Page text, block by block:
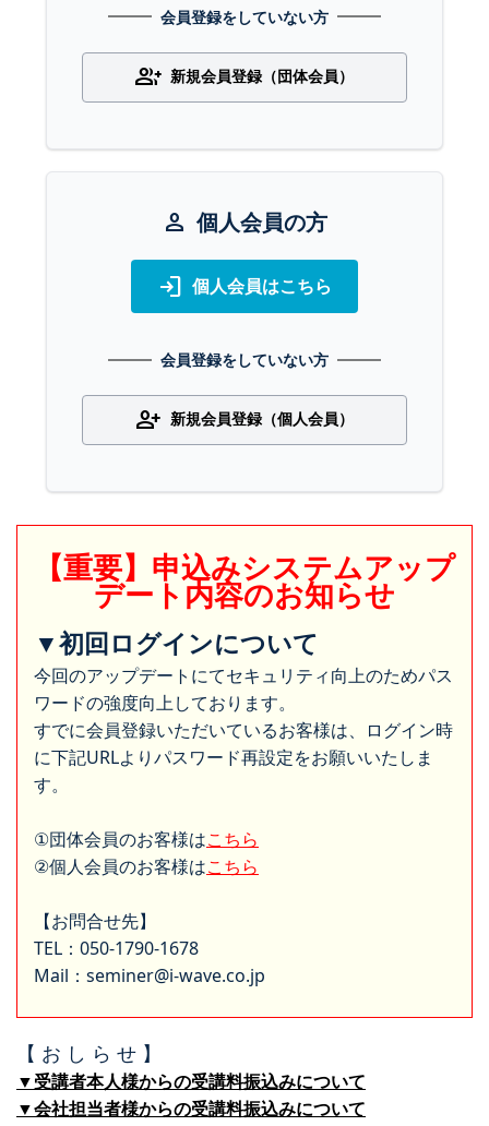
会員登録をしていない方
group_add 新規会員登録（団体会員）
person 個人会員の方
login 個人会員はこちら
会員登録をしていない方
person_add 新規会員登録（個人会員）
【重要】申込みシステムアップ
デート内容のお知らせ
▼初回ログインについて
今回のアップデートにてセキュリティ向上のためパス
ワードの強度向上しております。
すでに会員登録いただいているお客様は、ログイン時
に下記URLよりパスワード再設定をお願いいたしま
す。
①団体会員のお客様はこちら
②個人会員のお客様はこちら
【お問合せ先】
TEL：050-1790-1678
Mail：seminer@i-wave.co.jp
【 お し ら せ 】
▼受講者本人様からの受講料振込みについて
▼会社担当者様からの受講料振込みについて